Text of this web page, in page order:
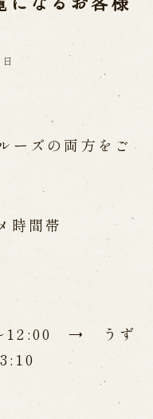
で
公演
くにうみ」
ーズの両方をご
時間帯
12:00 → うず